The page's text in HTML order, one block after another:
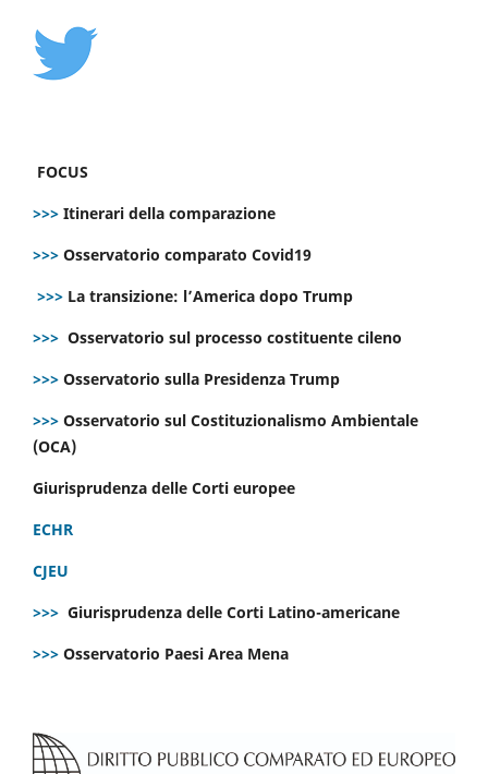
FOCUS
>>> Itinerari della comparazione
>>> Osservatorio comparato Covid19
>>> La transizione: l’America dopo Trump
>>> Osservatorio sul processo costituente cileno
>>> Osservatorio sulla Presidenza Trump
>>> Osservatorio sul Costituzionalismo Ambientale
(OCA)
Giurisprudenza delle Corti europee
ECHR
CJEU
>>> Giurisprudenza delle Corti Latino-americane
>>> Osservatorio Paesi Area Mena